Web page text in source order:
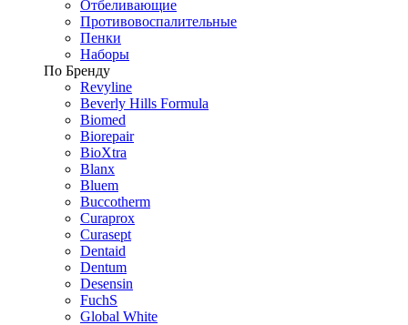
Отбеливающие
Противовоспалительные
Пенки
Наборы
По Бренду
Revyline
Beverly Hills Formula
Biomed
Biorepair
BioXtra
Blanx
Bluem
Buccotherm
Curaprox
Curasept
Dentaid
Dentum
Desensin
FuchS
Global White